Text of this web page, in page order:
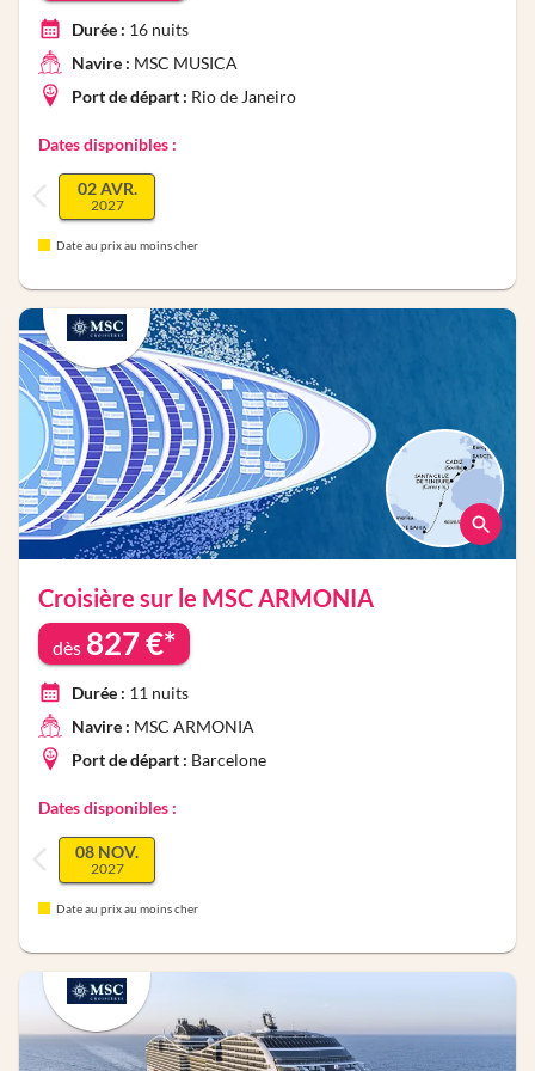
Durée : 16 nuits
Navire : MSC MUSICA
Port de départ : Rio de Janeiro
Dates disponibles :
02 AVR.
2027
Date au prix au moins cher
Croisière sur le MSC ARMONIA
dès 827€*
Durée : 11 nuits
Navire : MSC ARMONIA
Port de départ : Barcelone
Dates disponibles :
08 NOV.
2027
Date au prix au moins cher